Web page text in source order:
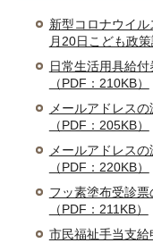
新型コロナウイ
月20日こども政策
日常生活用具給
（PDF：210KB）
メールアドレス
（PDF：205KB）
メールアドレス
（PDF：220KB）
フッ素塗布受診票
（PDF：211KB）
市民福祉手当支